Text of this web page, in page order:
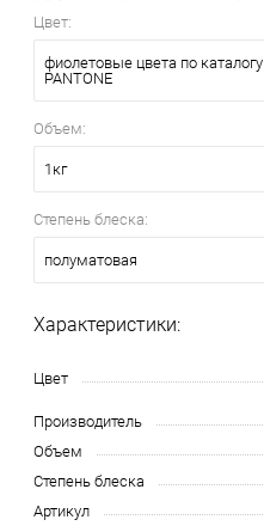
Цвет:
фиолетовые цвета по каталогу
PANTONE
Объем:
1кг
Степень блеска:
полуматовая
Характеристики:
Цвет
Производитель
Объем
Степень блеска
Артикул